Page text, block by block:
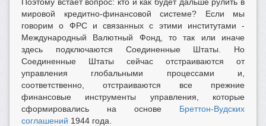
мировой кредитно-финансовой системе? Если мы
говорим о ФРС и связанных с этими институтами -
Международный Валютный Фонд, то так или иначе
здесь подключаются Соединенные Штаты. Но
Соединенные Штаты сейчас отстраиваются от
управления глобальными процессами и,
соответственно, отстраиваются все прежние
финансовые инструменты управления, которые
сформировались на основе Бреттон-Вудских
соглашений 1944 года.